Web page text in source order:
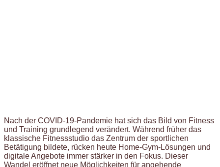
Nach der COVID-19-Pandemie hat sich das Bild von Fitness
und Training grundlegend verändert. Während früher das
klassische Fitnessstudio das Zentrum der sportlichen
Betätigung bildete, rücken heute Home-Gym-Lösungen und
digitale Angebote immer stärker in den Fokus. Dieser
Wandel eröffnet neue Möglichkeiten für angehende